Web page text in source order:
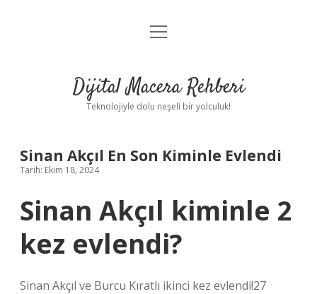
Anasayfa
Yasal Uyarı
menüyü
Dijital Macera Rehberi
Teknolojiyle dolu neşeli bir yolculuk!
Sinan Akçıl En Son Kiminle Evlendi
Tarih: Ekim 18, 2024
Sinan Akçıl kiminle 2
kez evlendi?
Sinan Akçıl ve Burcu Kıratlı ikinci kez evlendi!27